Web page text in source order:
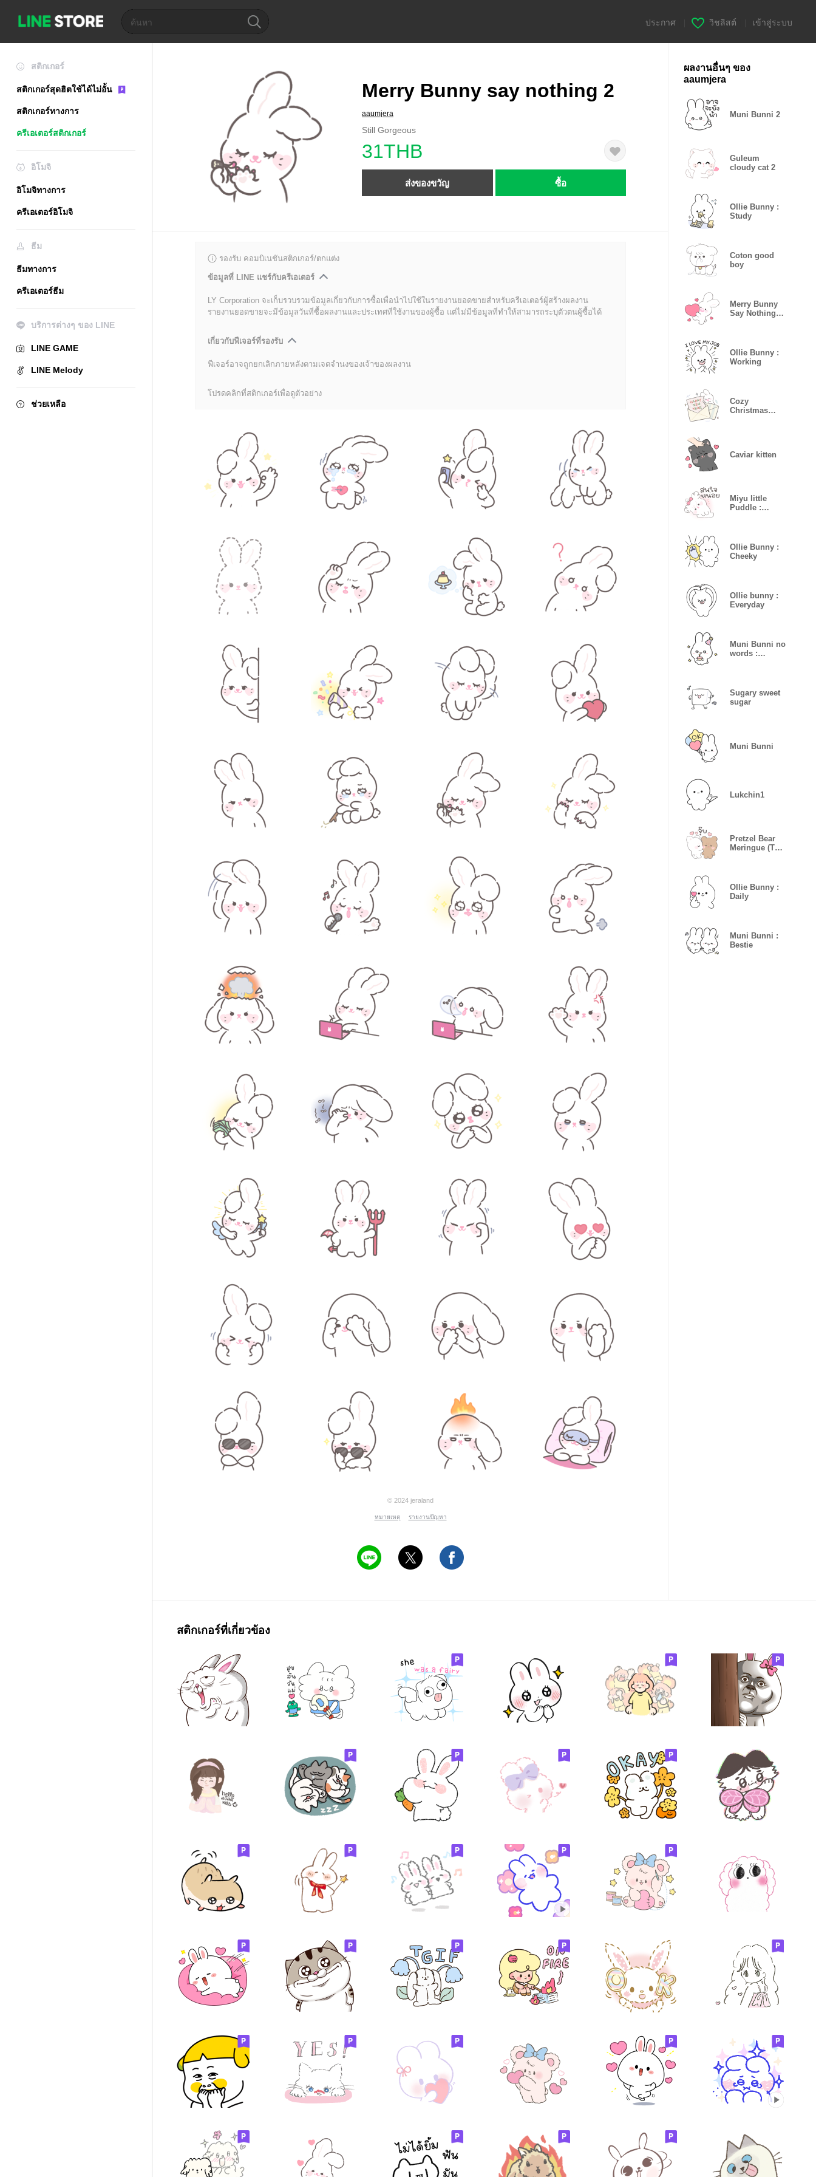
ประกาศ วิชลิสต์ เข้าสู่ระบบ
สติกเกอร์
สติกเกอร์สุดฮิตใช้ได้ไม่อั้น
สติกเกอร์ทางการ
ครีเอเตอร์สติกเกอร์
อิโมจิ
อิโมจิทางการ
ครีเอเตอร์อิโมจิ
ธีม
ธีมทางการ
ครีเอเตอร์ธีม
บริการต่างๆ ของ LINE
LINE GAME
LINE Melody
ช่วยเหลือ
Merry Bunny say nothing 2
aaumjera
Still Gorgeous
31THB
ส่งของขวัญ ซื้อ
รองรับ คอมบิเนชันสติกเกอร์/ตกแต่ง
ข้อมูลที่ LINE แชร์กับครีเอเตอร์
LY Corporation จะเก็บรวบรวมข้อมูลเกี่ยวกับการซื้อเพื่อนำไปใช้ในรายงานยอดขายสำหรับครีเอเตอร์ผู้สร้างผลงาน
รายงานยอดขายจะมีข้อมูลวันที่ซื้อผลงานและประเทศที่ใช้งานของผู้ซื้อ แต่ไม่มีข้อมูลที่ทำให้สามารถระบุตัวตนผู้ซื้อได้
เกี่ยวกับฟีเจอร์ที่รองรับ
ฟีเจอร์อาจถูกยกเลิกภายหลังตามเจตจำนงของเจ้าของผลงาน
โปรดคลิกที่สติกเกอร์เพื่อดูตัวอย่าง
© 2024 jeraland
หมายเหตุ รายงานปัญหา
ผลงานอื่นๆ ของ
aaumjera
Muni Bunni 2
Guleum
cloudy cat 2
Ollie Bunny :
Study
Coton good
boy
Merry Bunny
Say Nothing :
Ollie Bunny :
Working
Cozy
Christmas
Caviar kitten
Miyu little
Puddle :
Ollie Bunny :
Cheeky
Ollie bunny :
Everyday
Muni Bunni no
words :
Sugary sweet
sugar
Muni Bunni
Lukchin1
Pretzel Bear
Meringue (Text
Ollie Bunny :
Daily
Muni Bunni :
Bestie
สติกเกอร์ที่เกี่ยวข้อง